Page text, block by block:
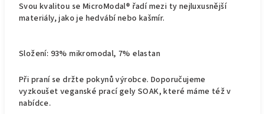
Svou kvalitou se MicroModal® řadí mezi ty nejluxusnější
materiály, jako je hedvábí nebo kašmír.
Složení: 93% mikromodal, 7% elastan
Při praní se držte pokynů výrobce. Doporučujeme
vyzkoušet veganské prací gely SOAK, které máme též v
nabídce.